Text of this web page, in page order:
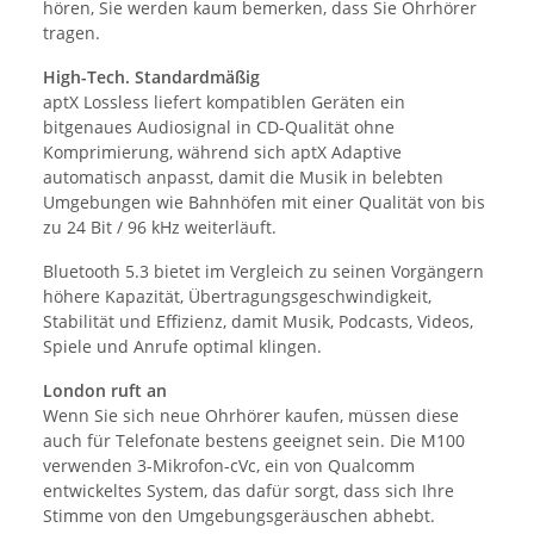
hören, Sie werden kaum bemerken, dass Sie Ohrhörer
tragen.
High-Tech. Standardmäßig
aptX Lossless liefert kompatiblen Geräten ein
bitgenaues Audiosignal in CD-Qualität ohne
Komprimierung, während sich aptX Adaptive
automatisch anpasst, damit die Musik in belebten
Umgebungen wie Bahnhöfen mit einer Qualität von bis
zu 24 Bit / 96 kHz weiterläuft.
Bluetooth 5.3 bietet im Vergleich zu seinen Vorgängern
höhere Kapazität, Übertragungsgeschwindigkeit,
Stabilität und Effizienz, damit Musik, Podcasts, Videos,
Spiele und Anrufe optimal klingen.
London ruft an
Wenn Sie sich neue Ohrhörer kaufen, müssen diese
auch für Telefonate bestens geeignet sein. Die M100
verwenden 3-Mikrofon-cVc, ein von Qualcomm
entwickeltes System, das dafür sorgt, dass sich Ihre
Stimme von den Umgebungsgeräuschen abhebt.